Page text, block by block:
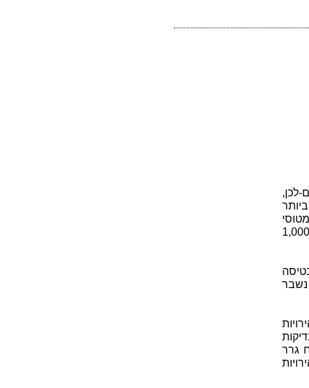
לכן,
בעוד שמטוסי
הסילון הראשונים שנבנו לקראת סוף המלחמה הגיעו למהירות הקרובה ל- 1,000
בטיסה
כבר בר השגה. אחרי המלחמה, בשנת 1947, נשבר
גרר